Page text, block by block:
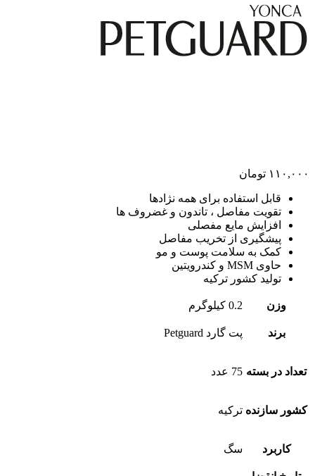
۱۱۰,۰۰۰ تومان
قابل استفاده برای همه نژادها
تقویت مفاصل ، تاندون و غضروف ها
افزایش مایع مفصلی
پیشگیری از تخریب مفاصل
کمک به سلامت پوست و مو
حاوی MSM و کندرویتین
تولید کشور ترکیه
وزن 0.2 کیلوگرم
برند پت گارد Petguard
تعداد در بسته 75 عدد
کشور سازنده ترکیه
کاربرد سگ